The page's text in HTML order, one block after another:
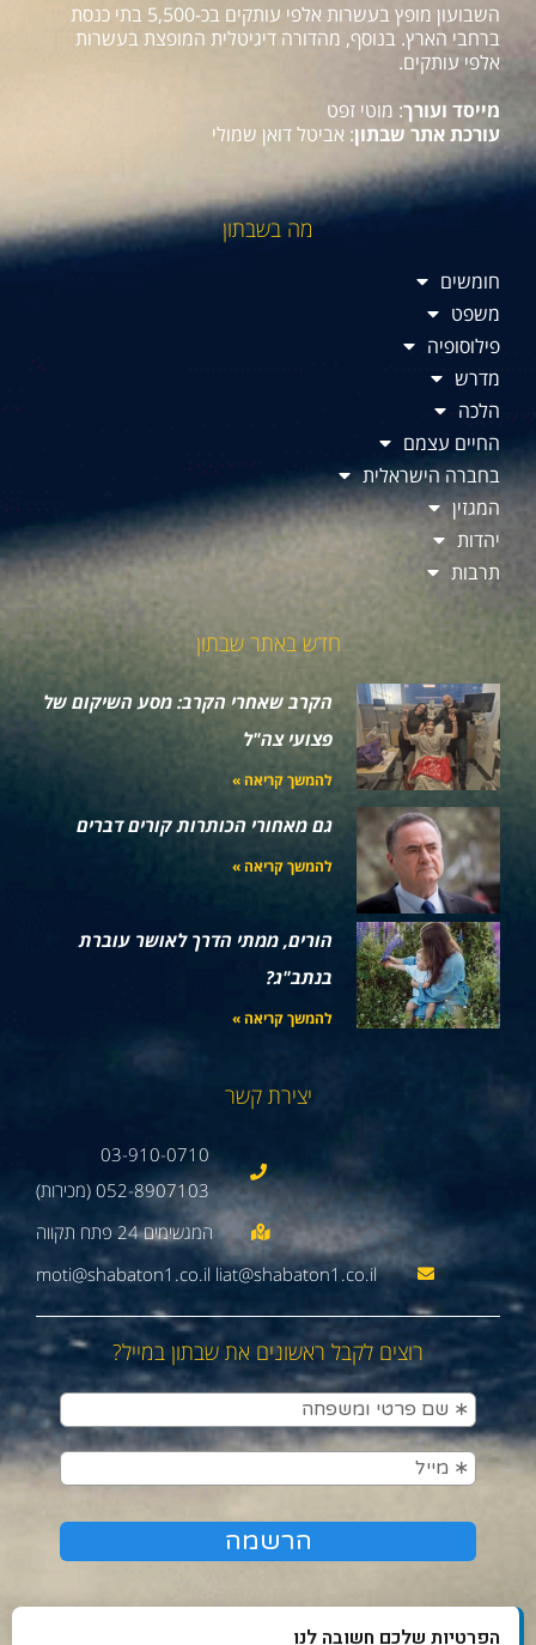
השבועון מופץ בעשרות אלפי עותקים בכ-5,500 בתי כנסת
ברחבי הארץ. בנוסף, מהדורה דיגיטלית המופצת בעשרות
אלפי עותקים.
מייסד ועורך: מוטי זפט
עורכת אתר שבתון: אביטל דואן שמולי
מה בשבתון
חומשים
משפט
פילוסופיה
מדרש
הלכה
החיים עצמם
בחברה הישראלית
המגזין
יהדות
תרבות
חדש באתר שבתון
הקרב שאחרי הקרב: מסע השיקום של
פצועי צה"ל
להמשך קריאה »
גם מאחורי הכותרות קורים דברים
להמשך קריאה »
הורים, ממתי הדרך לאושר עוברת
בנתב"ג?
להמשך קריאה »
יצירת קשר
03-910-0710
052-8907103 (מכירות)
moti@shabaton1.co.il liat@shabaton1.co.il
רוצים לקבל ראשונים את שבתון במייל?
הפרטיות שלכם חשובה לנו